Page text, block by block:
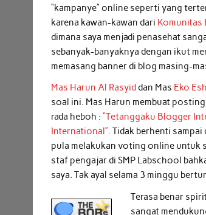
“kampanye” online seperti yang
karena kawan-kawan dari Komunitas
dimana saya menjadi penasehat
sebanyak-banyaknya dengan ikut
memasang banner di blog masing-
Mas Harun Al Rasyiddan Mas Eko
soal ini. Mas Harun membuat
rada heboh :“Tetanggaku Blogger
International”. Tidak berhenti
pula melakukan voting online untuk
staf pengajar di SMP Labschool
saya. Tak ayal selama 3 minggu
Terasa benar
sangat